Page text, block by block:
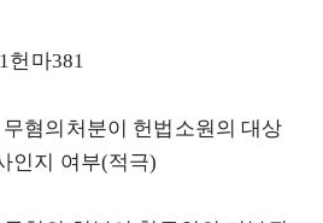
헌마381
혐의처분이 헌법소원의 대상
인지 여부(적극)